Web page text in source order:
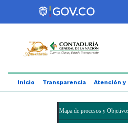
Saltar al contenido principal
Abrir menú de accesibilidad
Inicio Transparencia Atención y
Mapa de procesos y